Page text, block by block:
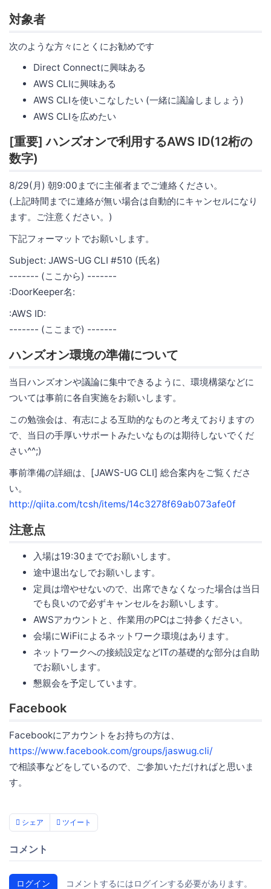
対象者
次のような方々にとくにお勧めです
Direct Connectに興味ある
AWS CLIに興味ある
AWS CLIを使いこなしたい (一緒に議論しましょう)
AWS CLIを広めたい
[重要] ハンズオンで利用するAWS ID(12桁の
数字)
8/29(月) 朝9:00までに主催者までご連絡ください。
(上記時間までに連絡が無い場合は自動的にキャンセルになり
ます。ご注意ください。)
下記フォーマットでお願いします。
Subject: JAWS-UG CLI #510 (氏名)
------- (ここから) -------
:DoorKeeper名:
:AWS ID:
------- (ここまで) -------
ハンズオン環境の準備について
当日ハンズオンや議論に集中できるように、環境構築などに
ついては事前に各自実施をお願いします。
この勉強会は、有志による互助的なものと考えておりますの
で、当日の手厚いサポートみたいなものは期待しないでくだ
さい^^;)
事前準備の詳細は、[JAWS-UG CLI] 総合案内をご覧くださ
い。
http://qiita.com/tcsh/items/14c3278f69ab073afe0f
注意点
入場は19:30まででお願いします。
途中退出なしでお願いします。
定員は増やせないので、出席できなくなった場合は当日
でも良いので必ずキャンセルをお願いします。
AWSアカウントと、作業用のPCはご持参ください。
会場にWiFiによるネットワーク環境はあります。
ネットワークへの接続設定などITの基礎的な部分は自助
でお願いします。
懇親会を予定しています。
Facebook
Facebookにアカウントをお持ちの方は、
https://www.facebook.com/groups/jaswug.cli/
で相談事などをしているので、ご参加いただければと思いま
す。
シェア ツイート
コメント
ログイン コメントするにはログインする必要があります。